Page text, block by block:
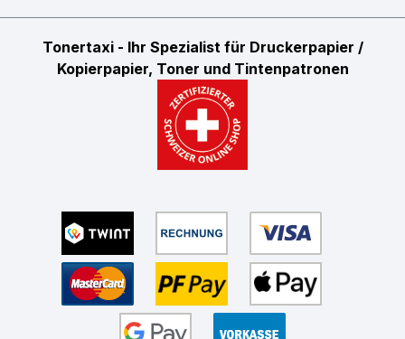
Tonertaxi - Ihr Spezialist für Druckerpapier /
Kopierpapier, Toner und Tintenpatronen